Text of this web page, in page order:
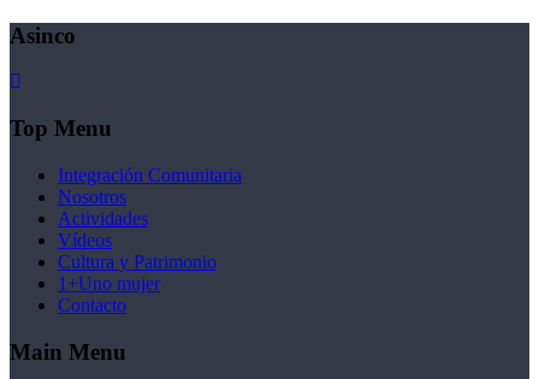
Asinco
Top Menu
Integración Comunitaria
Nosotros
Actividades
Vídeos
Cultura y Patrimonio
1+Uno mujer
Contacto
Main Menu